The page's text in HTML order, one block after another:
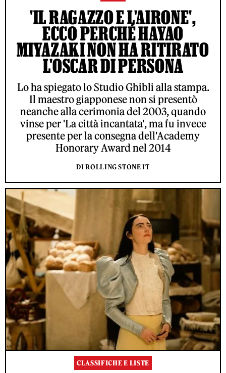
'IL RAGAZZO E L'AIRONE',
ECCO PERCHÉ HAYAO
MIYAZAKI NON HA RITIRATO
L'OSCAR DI PERSONA
Lo ha spiegato lo Studio Ghibli alla stampa.
Il maestro giapponese non si presentò
neanche alla cerimonia del 2003, quando
vinse per 'La città incantata', ma fu invece
presente per la consegna dell'Academy
Honorary Award nel 2014
DI ROLLING STONE IT
CLASSIFICHE E LISTE